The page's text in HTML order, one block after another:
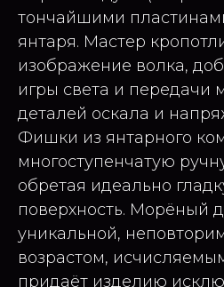
тончайшими
янтаря. Мастер
изображение волка,
игры света и передачи
деталей оскала и
Фишки из янтарного
многоступенчатую
обретая идеально
поверхность. Морёный
уникальной,
возрастом,
придаёт изделию